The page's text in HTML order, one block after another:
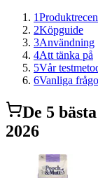
1
2Köpguide
3Användning
4Att tänka på
5Vår
6Vanliga
De 5 bästa
2026